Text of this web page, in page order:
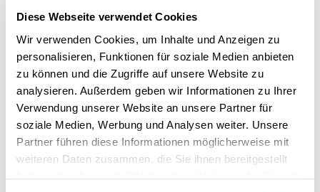
Diese Webseite verwendet Cookies
Wir verwenden Cookies, um Inhalte und Anzeigen zu
personalisieren, Funktionen für soziale Medien anbieten
zu können und die Zugriffe auf unsere Website zu
analysieren. Außerdem geben wir Informationen zu Ihrer
Verwendung unserer Website an unsere Partner für
soziale Medien, Werbung und Analysen weiter. Unsere
Partner führen diese Informationen möglicherweise mit
weiteren Daten zusammen, die Sie ihnen bereitgestellt
„Die Entscheidung, Reiner Nowak in den Kreis der
Gesellschafter zu holen, ist die strategische
Schlussfolgerung, um optimal für die künftige
Entwicklung des Unternehmens gerüstet zu sein“,
erklärt Timo Brehme, Gründer und geschäftsführender
Gesellschafter der CSMM GmbH.
Reiner Nowak ist maßgeblich am Erfolg einer Vielzahl an
Großprojekten und internationalen Projekten beteiligt.